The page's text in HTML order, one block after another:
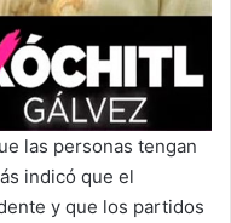
las personas tengan
indicó que el
y que los partidos